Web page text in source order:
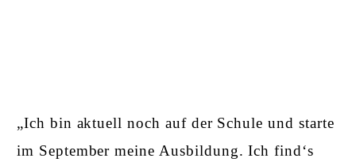
„Ich bin aktuell noch auf der Schule und starte
im September meine Ausbildung. Ich find‘s